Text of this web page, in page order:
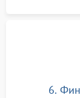
6.